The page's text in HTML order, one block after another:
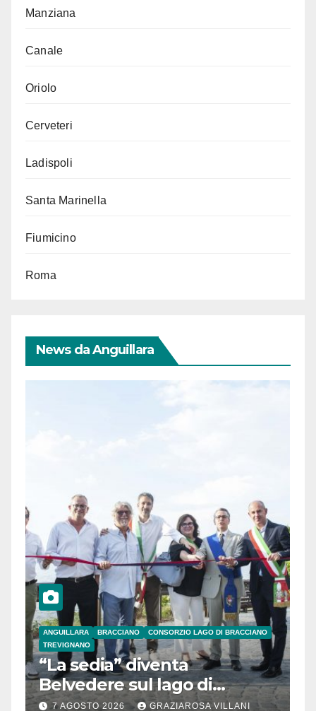
Manziana
Canale
Oriolo
Cerveteri
Ladispoli
Santa Marinella
Fiumicino
Roma
News da Anguillara
ANGUILLARA BRACCIANO
CONSORZIO LAGO DI BRACCIANO
TREVIGNANO
“La sedia” diventa
Belvedere sul lago di
Bracciano: ieri
7 AGOSTO 2026 GRAZIAROSA VILLANI